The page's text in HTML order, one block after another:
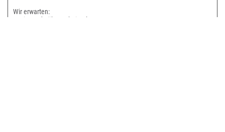
Wir erwarten:
- zwingend Führerschein Klasse B